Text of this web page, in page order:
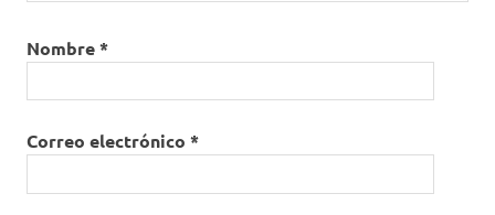
Nombre*
Correo electrónico *